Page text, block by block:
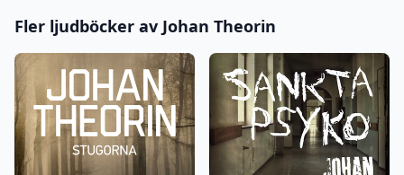
Fler ljudböcker av Johan Theorin